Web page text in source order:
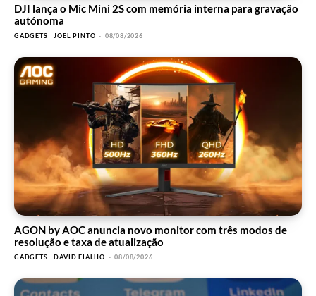
DJI lança o Mic Mini 2S com memória interna para gravação
autónoma
GADGETS JOEL PINTO - 08/08/2026
AGON by AOC anuncia novo monitor com três modos de
resolução e taxa de atualização
GADGETS DAVID FIALHO - 08/08/2026